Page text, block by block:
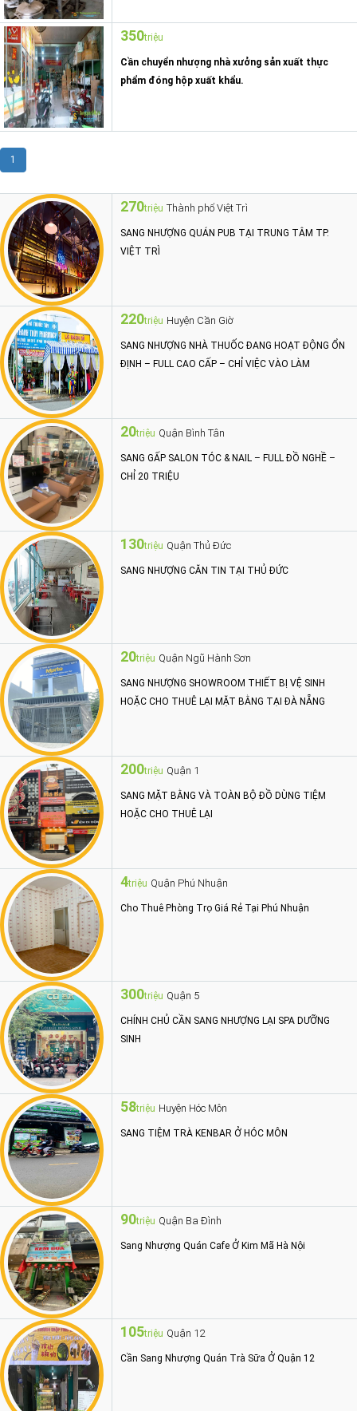
350triệu
Cần chuyển nhượng nhà xưởng sản xuất thực
phẩm đóng hộp xuất khẩu.
1
270triệu Thành phố Việt Trì
SANG NHƯỢNG QUÁN PUB TẠI TRUNG TÂM TP.
VIỆT TRÌ
220triệu Huyện Cần Giờ
SANG NHƯỢNG NHÀ THUỐC ĐANG HOẠT ĐỘNG ỔN
ĐỊNH – FULL CAO CẤP – CHỈ VIỆC VÀO LÀM
20triệu Quận Bình Tân
SANG GẤP SALON TÓC & NAIL – FULL ĐỒ NGHỀ –
CHỈ 20 TRIỆU
130triệu Quận Thủ Đức
SANG NHƯỢNG CĂN TIN TẠI THỦ ĐỨC
20triệu Quận Ngũ Hành Sơn
SANG NHƯỢNG SHOWROOM THIẾT BỊ VỆ SINH
HOẶC CHO THUÊ LẠI MẶT BẰNG TẠI ĐÀ NẴNG
200triệu Quận 1
SANG MẶT BẰNG VÀ TOÀN BỘ ĐỒ DÙNG TIỆM
HOẶC CHO THUÊ LẠI
4triệu Quận Phú Nhuận
Cho Thuê Phòng Trọ Giá Rẻ Tại Phú Nhuận
300triệu Quận 5
CHÍNH CHỦ CẦN SANG NHƯỢNG LẠI SPA DƯỠNG
SINH
58triệu Huyện Hóc Môn
SANG TIỆM TRÀ KENBAR Ở HÓC MÔN
90triệu Quận Ba Đình
Sang Nhượng Quán Cafe Ở Kim Mã Hà Nội
105triệu Quận 12
Cần Sang Nhượng Quán Trà Sữa Ở Quận 12